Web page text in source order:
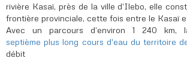
rivière Kasaï, près de la ville d’Ilebo, elle
frontière provinciale, cette fois entre le Kasaï
Avec un parcours d’environ 1 240 km,
septième plus long cours d'eau du territoire
débit